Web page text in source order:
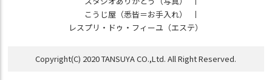
こうじ屋（悉皆＝お手入れ）
レスプリ・ドゥ・フィーユ（エステ）
Copyright(C) 2020 TANSUYA CO.,Ltd. All Right Reserved.